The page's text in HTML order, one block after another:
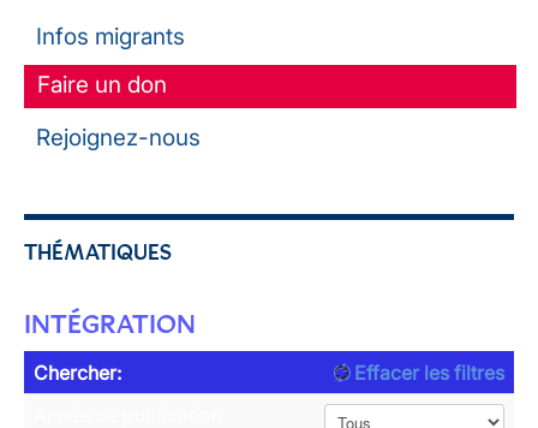
Infos migrants
Faire un don
Rejoignez-nous
THÉMATIQUES
INTÉGRATION
Chercher:
Effacer les filtres